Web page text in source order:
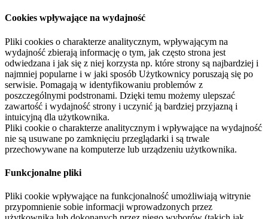
Cookies wpływające na wydajność
Pliki cookies o charakterze analitycznym, wpływającym na
wydajność zbierają informację o tym, jak często strona jest
odwiedzana i jak się z niej korzysta np. które strony są najbardziej i
najmniej popularne i w jaki sposób Użytkownicy poruszają się po
serwisie. Pomagają w identyfikowaniu problemów z
poszczególnymi podstronami. Dzięki temu możemy ulepszać
zawartość i wydajność strony i uczynić ją bardziej przyjazną i
intuicyjną dla użytkownika.
Pliki cookie o charakterze analitycznym i wpływające na wydajność
nie są usuwane po zamknięciu przeglądarki i są trwale
przechowywane na komputerze lub urządzeniu użytkownika.
Funkcjonalne pliki
Pliki cookie wpływające na funkcjonalność umożliwiają witrynie
przypomnienie sobie informacji wprowadzonych przez